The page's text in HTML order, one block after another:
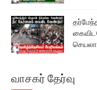
வாசகர் தேர்வு